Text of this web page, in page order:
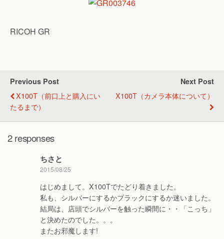
RICOH GR
Previous Post
X100T（前口上と購入にい
たるまで）
Next Post
X100T（カメラ本体について）
2 responses
ちさと
2015/08/25
はじめまして。X100Tでたどり着きました。
私も、シルバーにするかブラックにするか迷いました。
結局は、店頭でシルバーを触った瞬間に・・「こっち」
と決めたのでした。。。
またお邪魔します!